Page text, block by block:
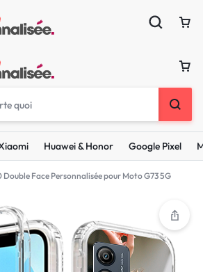
Huawei & Honor Google Pixel
Double Face Personnalisée pour Moto G73 5G